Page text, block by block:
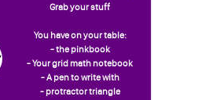
Grab your stuff
You have on your table:
- the pinkbook
- Your grid math notebook
- A pen to write with
- protractor triangle